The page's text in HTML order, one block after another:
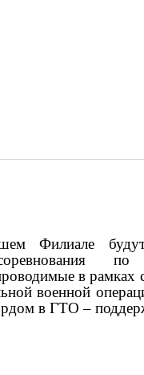
Филиале будут
по
в рамках
военной
в ГТО –